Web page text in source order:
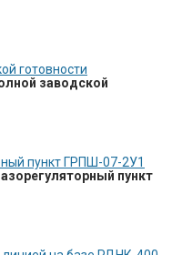
заводской
пункт